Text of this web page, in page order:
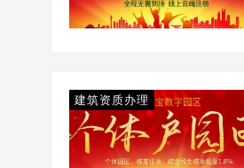
建筑资质办理